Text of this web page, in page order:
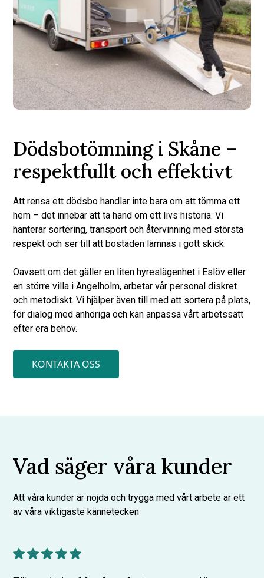
Dödsbotömning i Skåne –
respektfullt och effektivt
Att rensa ett dödsbo handlar inte bara om att tömma ett
hem – det innebär att ta hand om ett livs historia. Vi
hanterar sortering, transport och återvinning med största
respekt och ser till att bostaden lämnas i gott skick.
Oavsett om det gäller en liten hyreslägenhet i Eslöv eller
en större villa i Ängelholm, arbetar vår personal diskret
och metodiskt. Vi hjälper även till med att sortera på plats,
för dialog med anhöriga och kan anpassa vårt arbetssätt
efter era behov.
KONTAKTA OSS
Vad säger våra kunder
Att våra kunder är nöjda och trygga med vårt arbete är ett
av våra viktigaste kännetecken